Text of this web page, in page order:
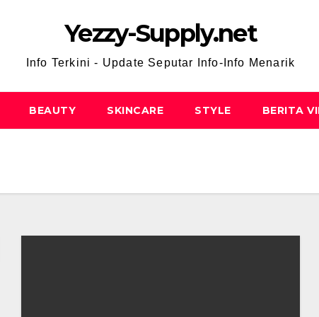
Yezzy-Supply.net
Info Terkini - Update Seputar Info-Info Menarik
BEAUTY SKINCARE STYLE BERITA